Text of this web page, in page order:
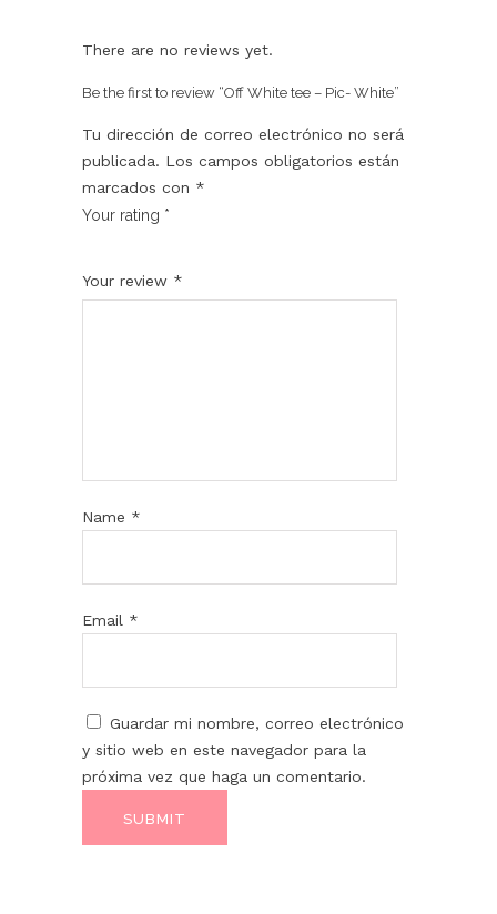
There are no reviews yet.
Be the first to review “Off White tee – Pic- White”
Tu dirección de correo electrónico no será
publicada. Los campos obligatorios están
marcados con *
Your rating *
Your review *
Name *
Email *
Guardar mi nombre, correo electrónico
y sitio web en este navegador para la
próxima vez que haga un comentario.